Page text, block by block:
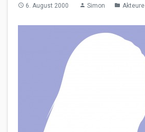
access_time 6. August 2000 person Simon folder Akteure